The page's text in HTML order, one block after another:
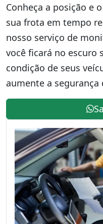
Conheça a posição e
sua frota em tempo
nosso serviço de
você ficará no escuro
condição de seus
aumente a segurança